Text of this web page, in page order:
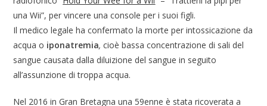
una Wii”, per vincere una console per i suoi figli.
Il medico legale ha confermato la morte per intossicazione da
acqua o iponatremia, cioè bassa concentrazione di sali del
sangue causata dalla diluizione del sangue in seguito
all’assunzione di troppa acqua.
Nel 2016 in Gran Bretagna una 59enne è stata ricoverata a